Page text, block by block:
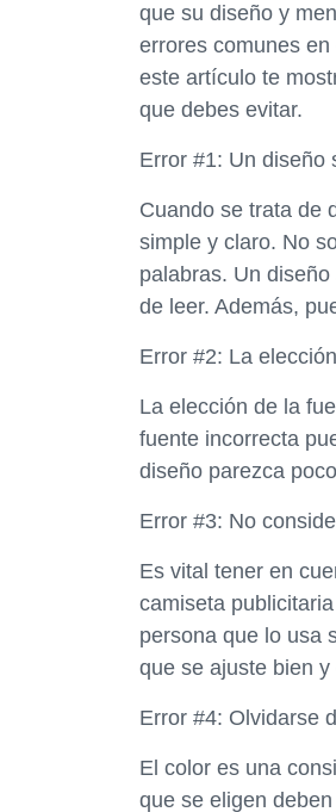
que su diseño y
errores comunes
este artículo te
que debes evitar.
Error #1: Un diseño
Cuando se trata de
simple y claro. No
palabras. Un
de leer. Además,
Error #2: La
La elección de la
fuente incorrecta
diseño parezca
Error #3: No
Es vital tener en
camiseta
persona que lo usa
que se ajuste bien
Error #4: Olvidarse
El color es una
que se eligen